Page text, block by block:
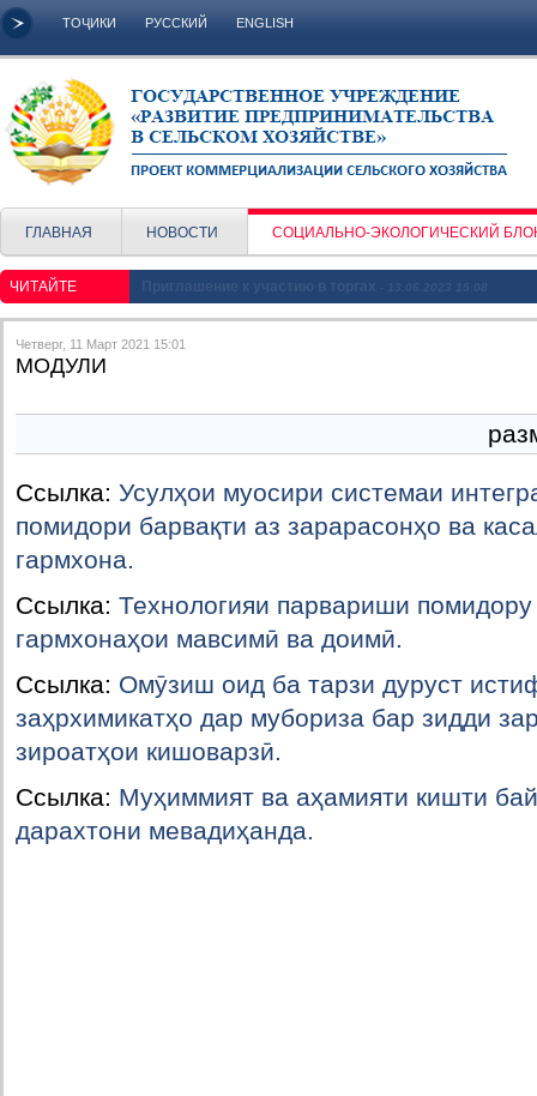
ТОҶИКИ РУССКИЙ ENGLISH
ГЛАВНАЯ НОВОСТИ СОЦИАЛЬНО-ЭКОЛОГИЧЕСКИЙ
ЧИТАЙТЕ
Четверг, 11 Март 2021 15:01
МОДУЛИ
Ссылка: Усулҳои муосири системаи
помидори барвақти аз зарарасонҳо ва
гармхона.
Ссылка: Технологияи парвариши
гармхонаҳои мавсимӣ ва доимӣ.
Ссылка: Омӯзиш оид ба тарзи дуруст
заҳрхимикатҳо дар мубориза бар зидди
зироатҳои кишоварзӣ.
Ссылка: Муҳиммият ва аҳамияти кишти
дарахтони мевадиҳанда.